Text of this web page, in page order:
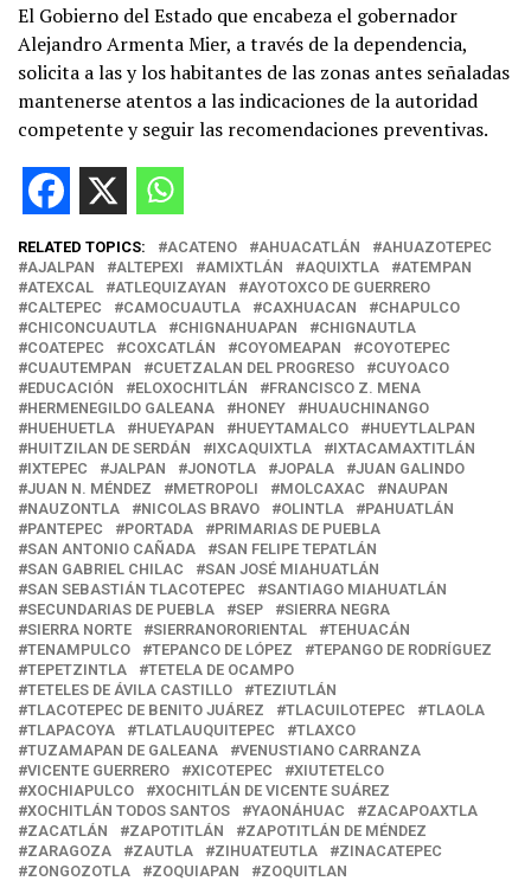
El Gobierno del Estado que encabeza el gobernador
Alejandro Armenta Mier, a través de la dependencia,
solicita a las y los habitantes de las zonas antes señaladas
mantenerse atentos a las indicaciones de la autoridad
competente y seguir las recomendaciones preventivas.
RELATED TOPICS: ACATENO AHUACATLÁN
AHUAZOTEPEC
AJALPAN
ALTEPEXI AMIXTLÁN AQUIXTLA
ATEMPAN
ATEXCAL
ATLEQUIZAYAN
AYOTOXCO DE GUERRERO
CALTEPEC
CAMOCUAUTLA CAXHUACAN
CHAPULCO
CHICONCUAUTLA
CHIGNAHUAPAN
CHIGNAUTLA
COATEPEC
COXCATLÁN COYOMEAPAN
COYOTEPEC
CUAUTEMPAN
CUETZALAN DEL PROGRESO
CUYOACO
EDUCACIÓN
ELOXOCHITLÁN
FRANCISCO Z. MENA
HERMENEGILDO GALEANA
HONEY
HUAUCHINANGO
HUEHUETLA
HUEYAPAN HUEYTAMALCO
HUEYTLALPAN
HUITZILAN DE SERDÁN
IXCAQUIXTLA
IXTACAMAXTITLÁN
IXTEPEC
JALPAN JONOTLA JOPALA
JUAN GALINDO
JUAN N. MÉNDEZ
METROPOLI MOLCAXAC
NAUPAN
NAUZONTLA
NICOLAS BRAVO OLINTLA
PAHUATLÁN
PANTEPEC
PORTADA
PRIMARIAS DE PUEBLA
SAN ANTONIO CAÑADA
SAN FELIPE TEPATLÁN
SAN GABRIEL CHILAC
SAN JOSÉ MIAHUATLÁN
SAN SEBASTIÁN TLACOTEPEC
SANTIAGO MIAHUATLÁN
SECUNDARIAS DE PUEBLA
SEP
SIERRA NEGRA
SIERRA NORTE
SIERRANORORIENTAL
TEHUACÁN
TENAMPULCO
TEPANCO DE LÓPEZ
TEPANGO DE RODRÍGUEZ
TEPETZINTLA
TETELA DE OCAMPO
TETELES DE ÁVILA CASTILLO
TEZIUTLÁN
TLACOTEPEC DE BENITO JUÁREZ
TLACUILOTEPEC
TLAOLA
TLAPACOYA
TLATLAUQUITEPEC
TLAXCO
TUZAMAPAN DE GALEANA
VENUSTIANO CARRANZA
VICENTE GUERRERO
XICOTEPEC
XIUTETELCO
XOCHIAPULCO
XOCHITLÁN DE VICENTE SUÁREZ
XOCHITLÁN TODOS SANTOS
YAONÁHUAC
ZACAPOAXTLA
ZACATLÁN
ZAPOTITLÁN
ZAPOTITLÁN DE MÉNDEZ
ZARAGOZA
ZAUTLA ZIHUATEUTLA
ZINACATEPEC
ZONGOZOTLA
ZOQUIAPAN ZOQUITLAN